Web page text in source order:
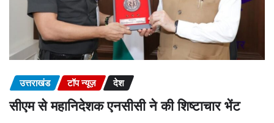
उत्तराखंड टॉप न्यूज़ देश
सीएम से महानिदेशक एनसीसी ने की शिष्टाचार भेंट